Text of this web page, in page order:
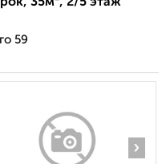
35м², 2/5 этаж
59
›